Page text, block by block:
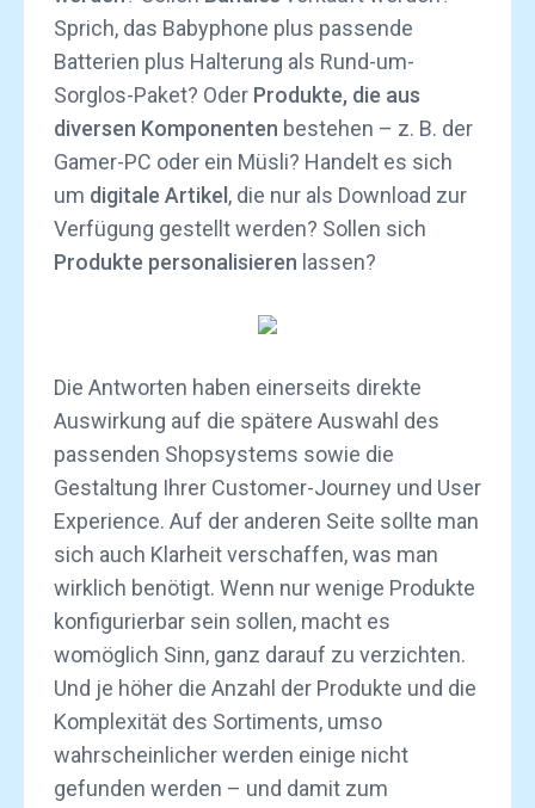
Sprich, das Babyphone plus passende
Batterien plus Halterung als Rund-um-
Sorglos-Paket? Oder Produkte, die aus
diversen Komponenten bestehen – z. B. der
Gamer-PC oder ein Müsli? Handelt es sich
um digitale Artikel , die nur als Download zur
Verfügung gestellt werden? Sollen sich
Produkte personalisieren lassen?
Die Antworten haben einerseits direkte
Auswirkung auf die spätere Auswahl des
passenden Shopsystems sowie die
Gestaltung Ihrer Customer-Journey und User
Experience. Auf der anderen Seite sollte man
sich auch Klarheit verschaffen, was man
wirklich benötigt. Wenn nur wenige Produkte
konfigurierbar sein sollen, macht es
womöglich Sinn, ganz darauf zu verzichten.
Und je höher die Anzahl der Produkte und die
Komplexität des Sortiments, umso
wahrscheinlicher werden einige nicht
gefunden werden – und damit zum